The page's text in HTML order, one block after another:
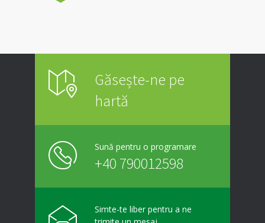
Găsește-ne pe
hartă
Sună pentru o programare
+40 790012598
Simte-te liber pentru a ne